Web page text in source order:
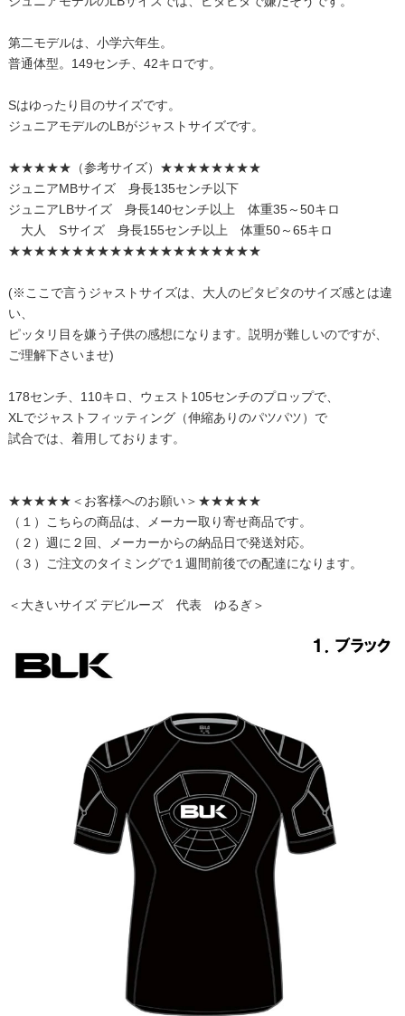
第二モデルは、小学六年生。
普通体型。149センチ、42キロです。
Sはゆったり目のサイズです。
ジュニアモデルのLBがジャストサイズです。
★★★★★（参考サイズ）★★★★★★★★
ジュニアMBサイズ 身長135センチ以下
ジュニアLBサイズ 身長140センチ以上 体重35～50キロ
大人 Sサイズ 身長155センチ以上 体重50～65キロ
★★★★★★★★★★★★★★★★★★★★
(※ここで言うジャストサイズは、大人のピタピタのサイズ感とは違
い、
ピッタリ目を嫌う子供の感想になります。説明が難しいのですが、
ご理解下さいませ)
178センチ、110キロ、ウェスト105センチのプロップで、
XLでジャストフィッティング（伸縮ありのパツパツ）で
試合では、着用しております。
★★★★★＜お客様へのお願い＞★★★★★
（１）こちらの商品は、メーカー取り寄せ商品です。
（２）週に２回、メーカーからの納品日で発送対応。
（３）ご注文のタイミングで１週間前後での配達になります。
＜大きいサイズ デビルーズ 代表 ゆるぎ＞